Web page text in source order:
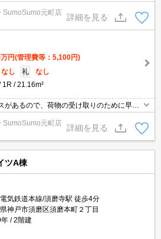
ゼットなど豊富なので、衣類や履き物の整
今引っ越しをお考えの方におすすめなの
す。こちらのお部屋は角部屋です。こちら
。
SumoSumo元町店
詳細を見る
万円(管理費等：5,100円)
なし 礼
なし
1R 21.16m²
があるので、荷物の受け取りのために早く
ん。知らない来訪者が玄関前まで来ること
ながるオートロック機能がついておりま
クス・クロゼットなどが備え付けられてい
収納に重宝します。住みやすい環境が嬉し
SumoSumo元町店
詳細を見る
ツA棟
気鉄道本線/須磨寺駅 徒歩4分
神戸市須磨区須磨本町２丁目
2階建